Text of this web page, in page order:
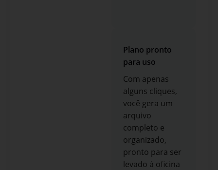
Plano pronto
para uso
Com apenas
alguns cliques,
você gera um
arquivo
completo e
organizado,
pronto para ser
levado à oficina